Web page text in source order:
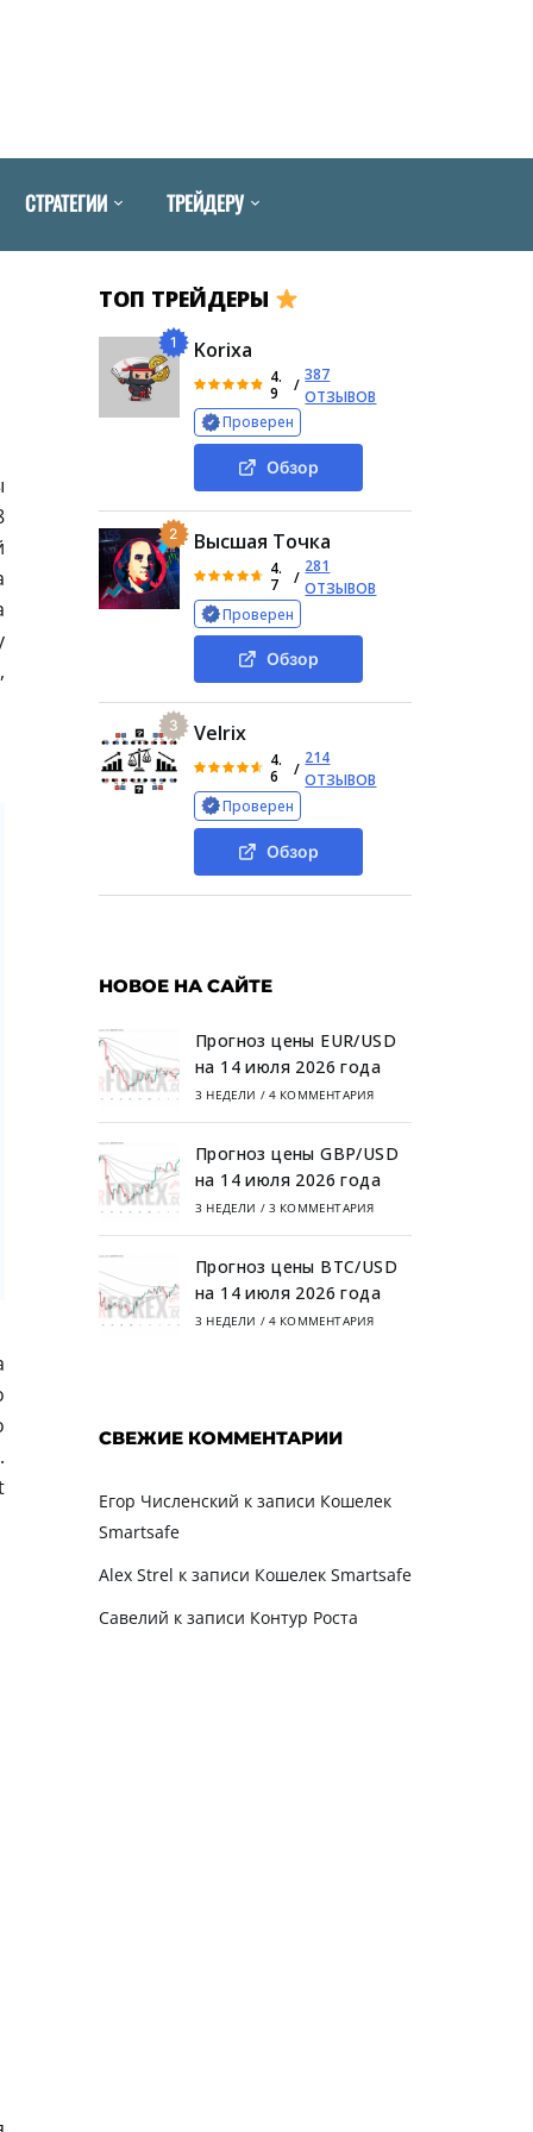
СТРАТЕГИИ ТРЕЙДЕРУ
ТОП ТРЕЙДЕРЫ
1 Korixa
4.
9
/
387
ОТЗЫВОВ
Проверен
Обзор
2 Высшая Точка
4.
7
/
281
ОТЗЫВОВ
Проверен
Обзор
3 Velrix
4.
6
/
214
ОТЗЫВОВ
Проверен
Обзор
НОВОЕ НА САЙТЕ
Прогноз цены EUR/USD
на 14 июля 2026 года
3 НЕДЕЛИ / 4 КОММЕНТАРИЯ
Прогноз цены GBP/USD
на 14 июля 2026 года
3 НЕДЕЛИ / 3 КОММЕНТАРИЯ
Прогноз цены BTC/USD
на 14 июля 2026 года
3 НЕДЕЛИ / 4 КОММЕНТАРИЯ
СВЕЖИЕ КОММЕНТАРИИ
Егор Численский к записи Кошелек
Smartsafe
Alex Strel к записи Кошелек Smartsafe
Савелий к записи Контур Роста